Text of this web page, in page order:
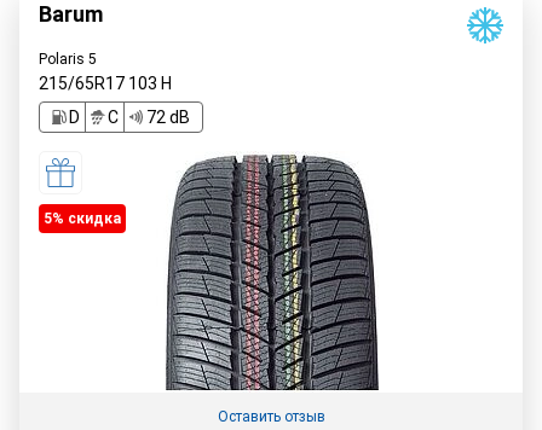
Barum
Polaris 5
215/65R17 103 H
D
C 72 dB
5% cкидка
Оставить отзыв